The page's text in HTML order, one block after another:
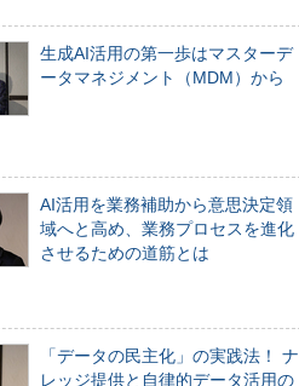
生成AI活用の第一歩はマスターデ
ータマネジメント（MDM）から
AI活用を業務補助から意思決定領
域へと高め、業務プロセスを進化
させるための道筋とは
「データの民主化」の実践法！ ナ
レッジ提供と自律的データ活用の